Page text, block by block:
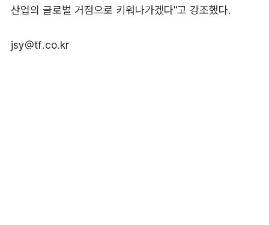
산업의 글로벌 거점으로 키워나가겠다"고 강조했다.
jsy@tf.co.kr